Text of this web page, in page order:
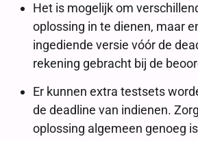
Het is mogelijk om
oplossing in te dienen, maar
ingediende versie vóór de
rekening gebracht bij de
Er kunnen extra testsets
de deadline van indienen.
oplossing algemeen genoeg